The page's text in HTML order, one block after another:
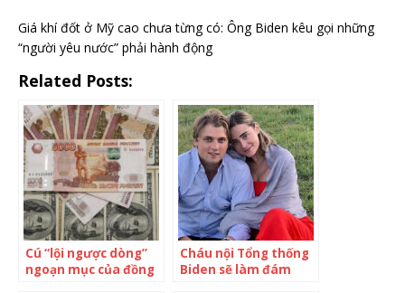
Giá khí đốt ở Mỹ cao chưa từng có: Ông Biden kêu gọi những
“người yêu nước” phải hành động
Related Posts:
Cú “lội ngược dòng”
ngoạn mục của đồng
Cháu nội Tổng thống
Biden sẽ làm đám